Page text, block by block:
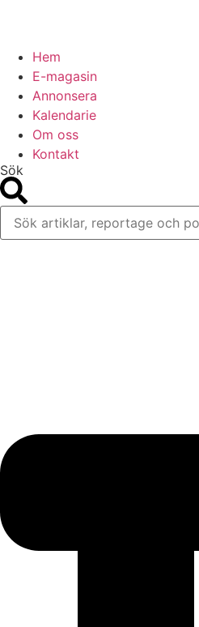
Hem
E-magasin
Annonsera
Kalendarie
Om oss
Kontakt
Sök